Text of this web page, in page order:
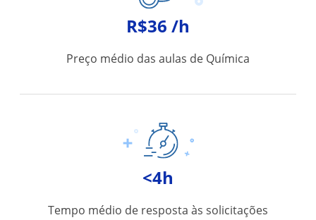
R$36 /h
Preço médio das aulas de Química
<4h
Tempo médio de resposta às solicitações